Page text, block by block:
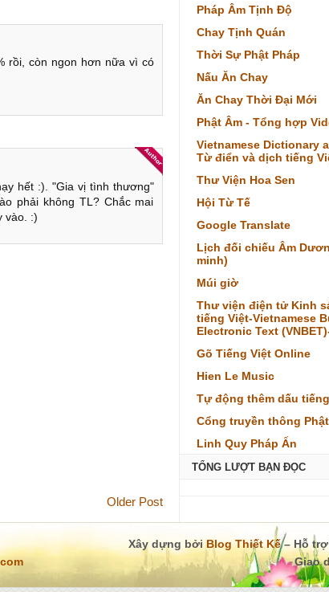
rồi, còn ngon hơn nữa vì có
hết :). "Gia vị tình thương"
phải không TL? Chắc mai
vào. :)
Older Post
Pháp Âm Tịnh Độ
Chay Tịnh Quán
Thời Sự Phật Pháp
Nấu Ăn Chay
Ăn Chay Thời Đại Mới
Phật Âm - Tổng hợp
Vietnamese Dictionary
Từ điển và dịch tiếng
Thư Viện Hoa Sen
Hội Từ Tế
Google Translate
Lịch đối chiếu Âm
minh)
Múi giờ
Thư viện điện tử Kinh
tiếng Việt-Vietnamese
Electronic Text
Gõ Tiếng Việt Online
Hien Le Music
Tự động thêm dấu
Cổng truyền thông
Linh Quy Pháp Ấn
TỔNG LƯỢT BẠN ĐỌC
Xây dựng bởiBlog Thiết Kế– Hỗ
Giao